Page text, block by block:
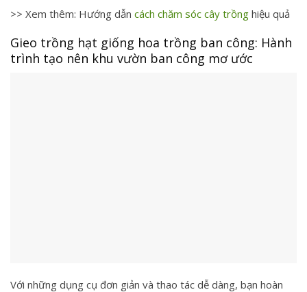
>> Xem thêm: Hướng dẫn cách chăm sóc cây trồng ​ hiệu quả
Gieo trồng hạt giống hoa trồng ban công: Hành
trình tạo nên khu vườn ban công mơ ước
Với những dụng cụ đơn giản và thao tác dễ dàng, bạn hoàn